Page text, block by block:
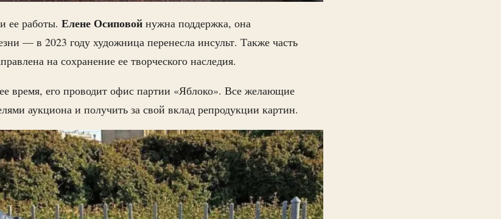
ее работы. Елене Осиповой нужна поддержка, она
— в 2023 году художница перенесла инсульт. Также часть
на сохранение ее творческого наследия.
время, его проводит офис партии «Яблоко». Все желающие
аукциона и получить за свой вклад репродукции картин.